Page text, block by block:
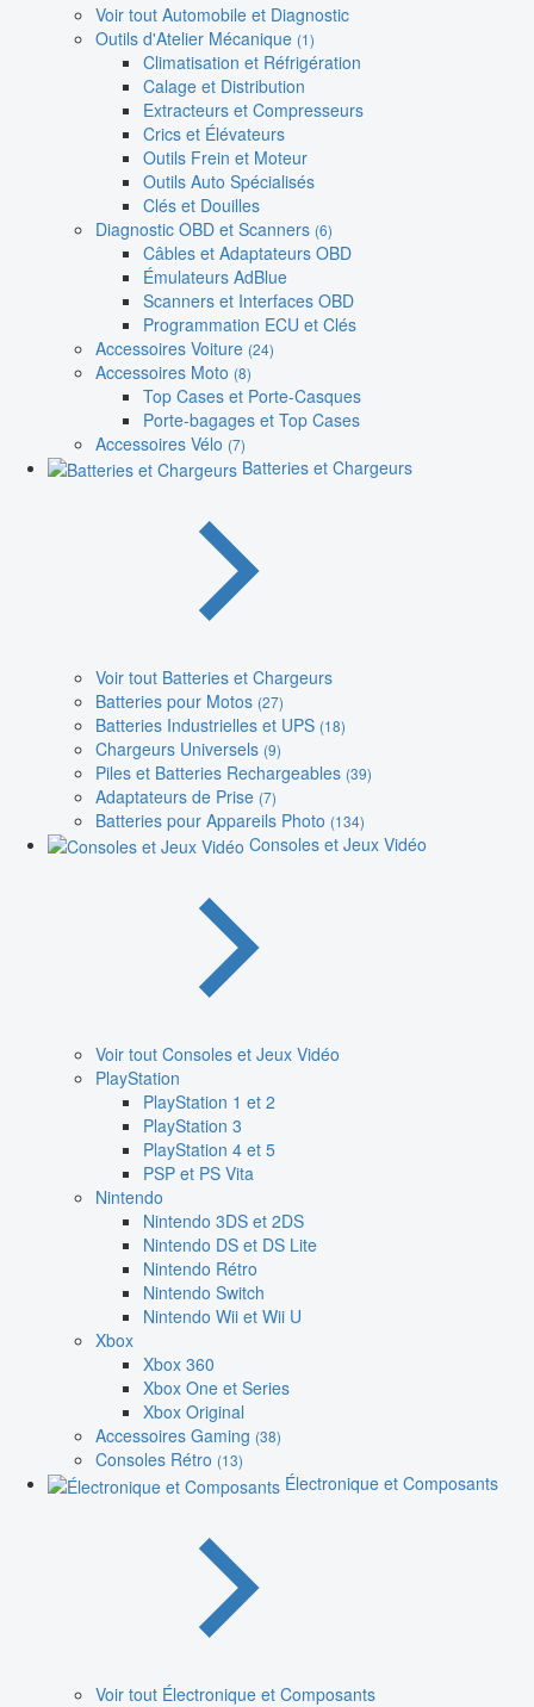
Voir tout Automobile et Diagnostic
Outils d'Atelier Mécanique (1)
Climatisation et Réfrigération
Calage et Distribution
Extracteurs et Compresseurs
Crics et Élévateurs
Outils Frein et Moteur
Outils Auto Spécialisés
Clés et Douilles
Diagnostic OBD et Scanners (6)
Câbles et Adaptateurs OBD
Émulateurs AdBlue
Scanners et Interfaces OBD
Programmation ECU et Clés
Accessoires Voiture (24)
Accessoires Moto (8)
Top Cases et Porte-Casques
Porte-bagages et Top Cases
Accessoires Vélo (7)
Batteries et Chargeurs
Voir tout Batteries et Chargeurs
Batteries pour Motos (27)
Batteries Industrielles et UPS (18)
Chargeurs Universels (9)
Piles et Batteries Rechargeables (39)
Adaptateurs de Prise (7)
Batteries pour Appareils Photo (134)
Consoles et Jeux Vidéo
Voir tout Consoles et Jeux Vidéo
PlayStation
PlayStation 1 et 2
PlayStation 3
PlayStation 4 et 5
PSP et PS Vita
Nintendo
Nintendo 3DS et 2DS
Nintendo DS et DS Lite
Nintendo Rétro
Nintendo Switch
Nintendo Wii et Wii U
Xbox
Xbox 360
Xbox One et Series
Xbox Original
Accessoires Gaming (38)
Consoles Rétro (13)
Électronique et Composants
Voir tout Électronique et Composants